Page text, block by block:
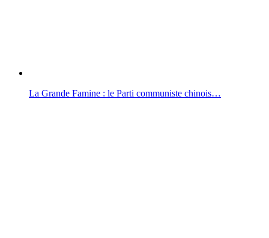
La Grande Famine : le Parti communiste chinois…